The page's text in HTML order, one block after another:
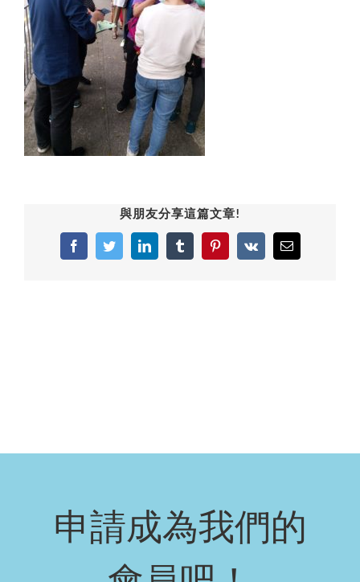
與朋友分享這篇文章!
FacebookTwitterLinkedInTumblrPinterest
Vk Email:
申請成為我們的